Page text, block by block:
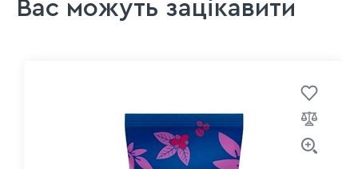
Вас можуть зацікавити